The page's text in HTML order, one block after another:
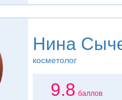
Нина
косметолог
9.8 баллов